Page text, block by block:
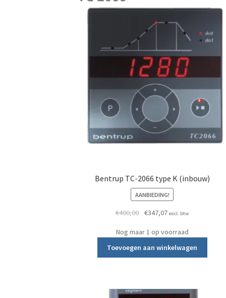
Bentrup TC-2066 type K (inbouw)
AANBIEDING!
€400,00 Oorspronkelijke prijs was:
€347,07Huidige prijs is:
excl. btw
Nog maar 1 op voorraad
Toevoegen aan winkelwagen